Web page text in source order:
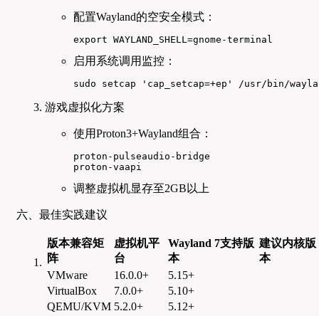
配置Wayland的空安全模式：
export WAYLAND_SHELL=gnome-terminal
启用系统调用监控：
sudo setcap 'cap_setcap=+ep' /usr/bin/
游戏虚拟化方案
使用Proton3+Wayland组合：
proton-pulseaudio-bridge
proton-vaapi
调整虚拟机显存至2GB以上
六、最佳实践建议
版本兼容矩
阵
虚拟机平
台
Wayland 7支持版
本
建议内核版
本
VMware
16.0.0+
5.15+
VirtualBox
7.0.0+
5.10+
QEMU/KVM 5.2.0+ 5.12+